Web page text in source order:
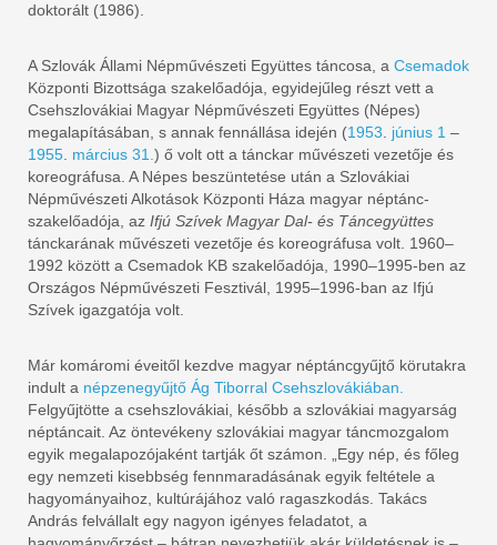
doktorált (1986).
A Szlovák Állami Népművészeti Együttes táncosa, a Csemadok
Központi Bizottsága szakelőadója, egyidejűleg részt vett a
Csehszlovákiai Magyar Népművészeti Együttes (Népes)
megalapításában, s annak fennállása idején (1953 június 1 –
1955 március 31. ) ő volt ott a tánckar művészeti vezetője és
koreográfusa. A Népes beszüntetése után a Szlovákiai
Népművészeti Alkotások Központi Háza magyar néptánc-
szakelőadója, az Ifjú Szívek Magyar Dal- és Táncegyüttes
tánckarának művészeti vezetője és koreográfusa volt. 1960–
1992 között a Csemadok KB szakelőadója, 1990–1995-ben az
Országos Népművészeti Fesztivál, 1995–1996-ban az Ifjú
Szívek igazgatója volt.
Már komáromi éveitől kezdve magyar néptáncgyűjtő körutakra
indult a népzenegyűjtő Ág Tiborral Csehszlovákiában.
Felgyűjtötte a csehszlovákiai, később a szlovákiai magyarság
néptáncait. Az öntevékeny szlovákiai magyar táncmozgalom
egyik megalapozójaként tartják őt számon. „Egy nép, és főleg
egy nemzeti kisebbség fennmaradásának egyik feltétele a
hagyományaihoz, kultúrájához való ragaszkodás. Takács
András felvállalt egy nagyon igényes feladatot, a